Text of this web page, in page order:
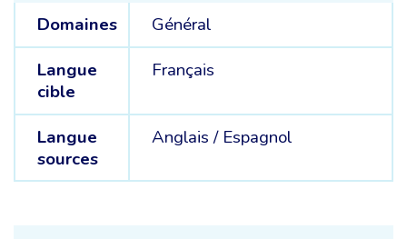
Domaines
Général
Langue
cible
Français
Langue
sources
Anglais / Espagnol